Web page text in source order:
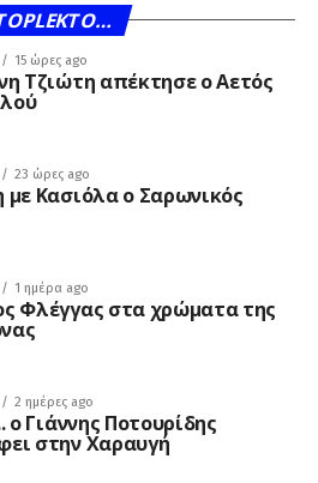
15 ώρες ago
Τζιώτη απέκτησε ο Αετός
23 ώρες ago
με Κασιόλα ο Σαρωνικός
1 ημέρα ago
Φλέγγας στα χρώματα της
2 ημέρες ago
ο Γιάννης Ποτουρίδης
στην Χαραυγή